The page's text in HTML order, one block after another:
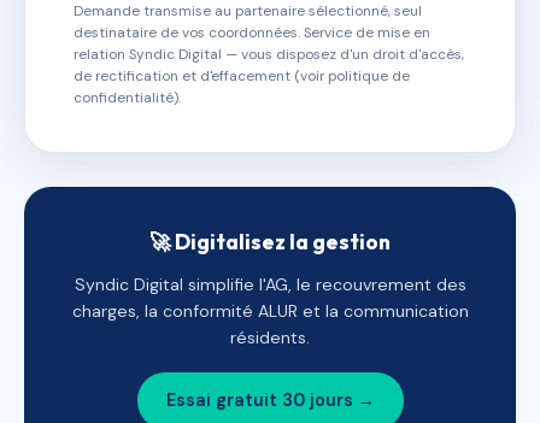
Demande transmise au partenaire sélectionné, seul
destinataire de vos coordonnées. Service de mise en
relation Syndic Digital — vous disposez d'un droit d'accès,
de rectification et d'effacement (voir politique de
confidentialité).
🚀 Digitalisez la gestion
Syndic Digital simplifie l'AG, le recouvrement des
charges, la conformité ALUR et la communication
résidents.
Essai gratuit 30 jours →